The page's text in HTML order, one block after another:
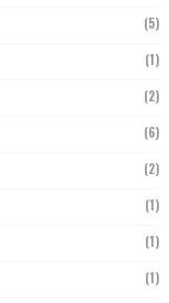
(5)
(1)
(2)
(6)
(2)
(1)
(1)
(1)